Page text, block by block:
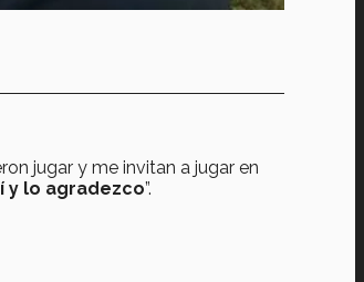
jugar y me invitan a jugar en
y lo agradezco”.